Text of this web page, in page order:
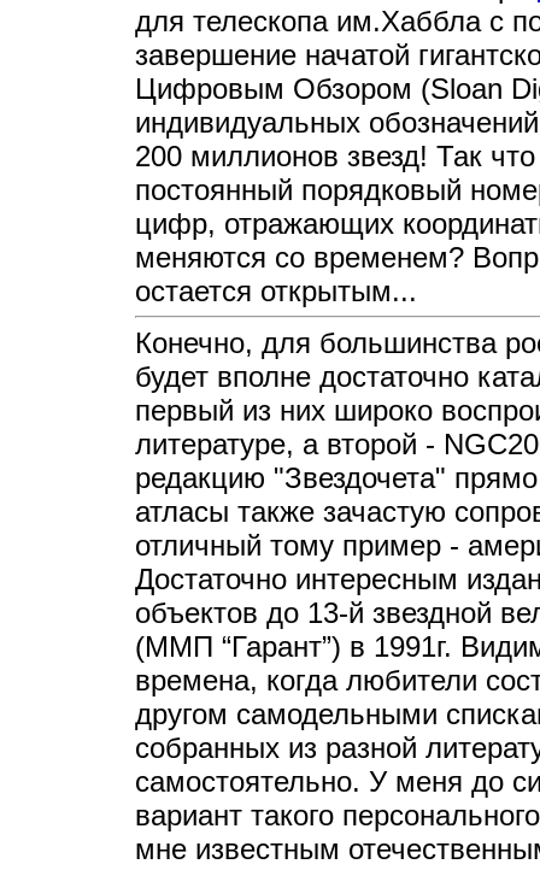
для телескопа им.Хаббла с
завершение начатой
Цифровым Обзором (Sloan
индивидуальных
200 миллионов звезд! Так
постоянный порядковый
цифр, отражающих
меняются со временем?
остается открытым...
Конечно, для большинства
будет вполне достаточно
первый из них широко
литературе, а второй -
редакцию "Звездочета"
атласы также зачастую
отличный тому пример -
Достаточно интересным
объектов до 13-й звездной
(ММП “Гарант”) в 1991г.
времена, когда любители
другом самодельными
собранных из разной
самостоятельно. У меня до
вариант такого
мне известным